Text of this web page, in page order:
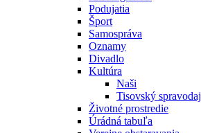
Podujatia
Šport
Samospráva
Oznamy
Divadlo
Kultúra
Naši
Tisovský spravodaj
Životné prostredie
Úrádná tabuľa